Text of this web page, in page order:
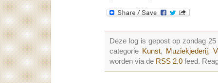
Deze log is gepost op zondag
categorie Kunst, Muziekjederij,
worden via de RSS 2.0 feed.